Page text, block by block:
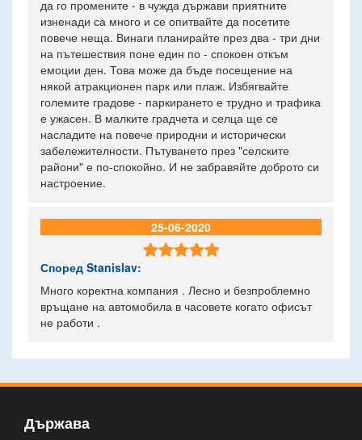
да го промените - в чужда държави приятните
изненади са много и се опитвайте да посетите
повече неща. Винаги планирайте през два - три дни
на пътешествия поне един по - спокоен откъм
емоции ден. Това може да бъде посещение на
някой атракционен парк или плаж. Избягвайте
големите градове - паркирането е трудно и трафика
е ужасен. В малките градчета и селца ще се
насладите на повече природни и исторически
забележителности. Пътуването през "селските
райони" е по-спокойно. И не забравяйте доброто си
настроение.
25-06-2020

Според Stanislav:
Много коректна компания . Лесно и безпроблемно
връщане на автомобила в часовете когато офисът
не работи .
Държава